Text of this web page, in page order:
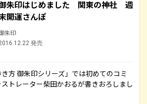
朱印はじめました 関東の神社 週
開運さんぽ
朱印
発売
方 御朱印シリーズ」では初めてのコミ
トレーター柴田かおるが書きおろしまし